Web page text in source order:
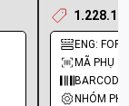
ENG:
MÃ PHỤ
NHÓM